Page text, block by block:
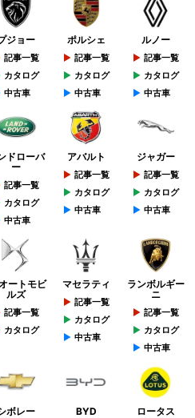
ジョー
記事一覧
カタログ
中古車
ポルシェ
記事一覧
カタログ
中古車
ルノー
記事一覧
カタログ
中古車
ドローバ
ー
記事一覧
カタログ
中古車
アバルト
記事一覧
カタログ
中古車
ジャガー
記事一覧
カタログ
中古車
ートモビ
ルズ
記事一覧
カタログ
マセラティ
記事一覧
カタログ
中古車
ランボルギー
ニ
記事一覧
カタログ
中古車
ボレー BYD ロータス